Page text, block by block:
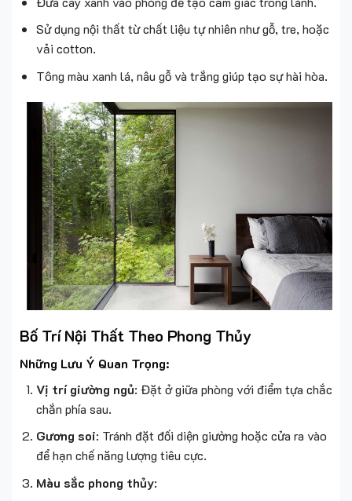
Sử dụng nội thất từ chất liệu tự nhiên như gỗ, tre, hoặc
vải cotton.
Tông màu xanh lá, nâu gỗ và trắng giúp tạo sự hài hòa.
Bố Trí Nội Thất Theo Phong Thủy
Những Lưu Ý Quan Trọng:
Vị trí giường ngủ: Đặt ở giữa phòng với điểm tựa chắc
chắn phía sau.
Gương soi: Tránh đặt đối diện giường hoặc cửa ra vào
để hạn chế năng lượng tiêu cực.
Màu sắc phong thủy: